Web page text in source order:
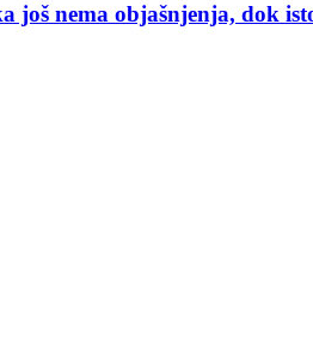
još nema objašnjenja, dok